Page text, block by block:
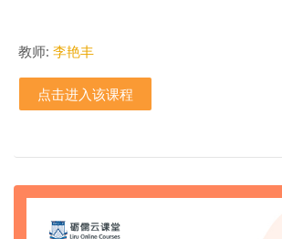
教师: 李艳丰
点击进入该课程